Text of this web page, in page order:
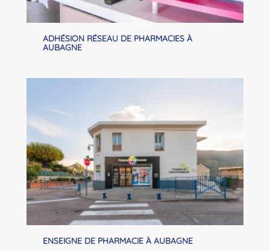
ADHÉSION RÉSEAU DE PHARMACIES À
AUBAGNE
ENSEIGNE DE PHARMACIE À AUBAGNE